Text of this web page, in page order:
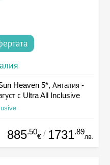
Heaven 5*, Анталия -
с Ultra All Inclusive
885.50
€ / 1731.89
лв.